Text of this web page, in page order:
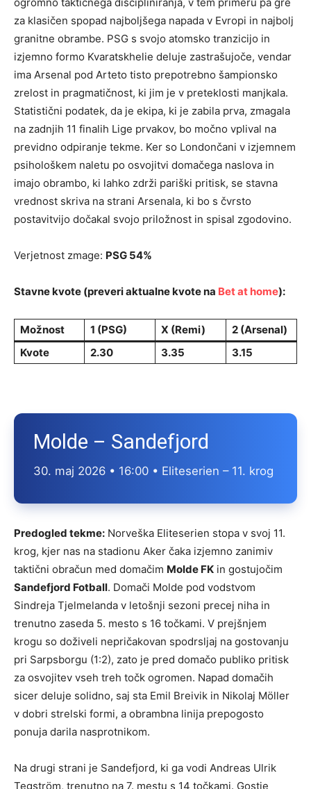
za klasičen spopad najboljšega napada v Evropi in najbolj
granitne obrambe. PSG s svojo atomsko tranzicijo in
izjemno formo Kvaratskhelie deluje zastrašujoče, vendar
ima Arsenal pod Arteto tisto prepotrebno šampionsko
zrelost in pragmatičnost, ki jim je v preteklosti manjkala.
Statistični podatek, da je ekipa, ki je zabila prva, zmagala
na zadnjih 11 finalih Lige prvakov, bo močno vplival na
previdno odpiranje tekme. Ker so Londončani v izjemnem
psihološkem naletu po osvojitvi domačega naslova in
imajo obrambo, ki lahko zdrži pariški pritisk, se stavna
vrednost skriva na strani Arsenala, ki bo s čvrsto
postavitvijo dočakal svojo priložnost in spisal zgodovino.
Verjetnost zmage: PSG 54%
Stavne kvote (preveri aktualne kvote na Bet at home):
Možnost 1 (PSG) X (Remi)
2 (Arsenal)
Kvote
2.30 3.35 3.15
Molde – Sandefjord
30. maj 2026 • 16:00 • Eliteserien – 11. krog
Predogled tekme: Norveška Eliteserien stopa v svoj 11.
krog, kjer nas na stadionu Aker čaka izjemno zanimiv
taktični obračun med domačim Molde FK in gostujočim
Sandefjord Fotball. Domači Molde pod vodstvom
Sindreja Tjelmelanda v letošnji sezoni precej niha in
trenutno zaseda 5. mesto s 16 točkami. V prejšnjem
krogu so doživeli nepričakovan spodrsljaj na gostovanju
pri Sarpsborgu (1:2), zato je pred domačo publiko pritisk
za osvojitev vseh treh točk ogromen. Napad domačih
sicer deluje solidno, saj sta Emil Breivik in Nikolaj Möller
v dobri strelski formi, a obrambna linija prepogosto
ponuja darila nasprotnikom.
Na drugi strani je Sandefjord, ki ga vodi Andreas Ulrik
Tegström, trenutno na 7. mestu s 14 točkami. Gostje